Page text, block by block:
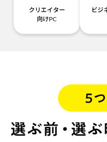
クリエイター
向けPC
ビジ